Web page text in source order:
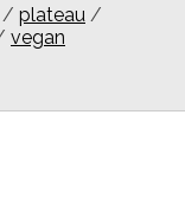
/ plateau /
vegan